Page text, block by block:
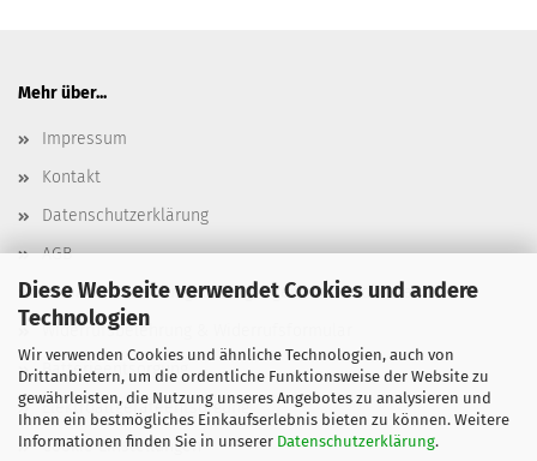
Diese Webseite verwendet Cookies und andere
Technologien
Wir verwenden Cookies und ähnliche Technologien, auch von
Drittanbietern, um die ordentliche Funktionsweise der Website zu
gewährleisten, die Nutzung unseres Angebotes zu analysieren und
Ihnen ein bestmögliches Einkaufserlebnis bieten zu können. Weitere
Informationen finden Sie in unserer Datenschutzerklärung.
Mehr über...
Impressum
Kontakt
Datenschutzerklärung
AGB
Versand- & Zahlungsbedingungen, Versandkosten
Widerrufsbelehrung & Widerrufsformular
Batterieentsorgung
Elektroaltgeräteentsorgung
Cookie Einstellungen